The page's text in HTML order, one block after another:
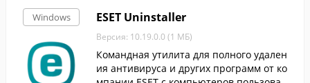
Windows ESET Uninstaller
Версия: 10.19.0.0 (1 МБ)
Командная утилита для полного удален
ия антивируса и других программ от ко